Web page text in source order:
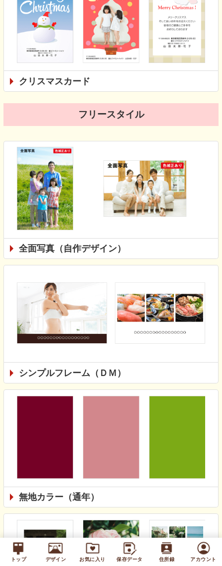
トップ デザイン お気に入り 保存データ 住所録 アカウント
クリスマスカード
フリースタイル
全面写真（自作デザイン）
シンプルフレーム（ＤＭ）
無地カラー（通年）